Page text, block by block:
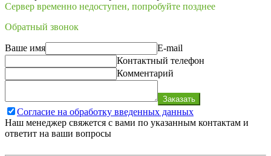
Сервер временно недоступен, попробуйте позднее
Обратный звонок
Ваше имя
E-mail
Контактный телефон
Комментарий
Заказать
Согласие на обработку введенных данных
Наш менеджер свяжется с вами по указанным контактам и
ответит на ваши вопросы